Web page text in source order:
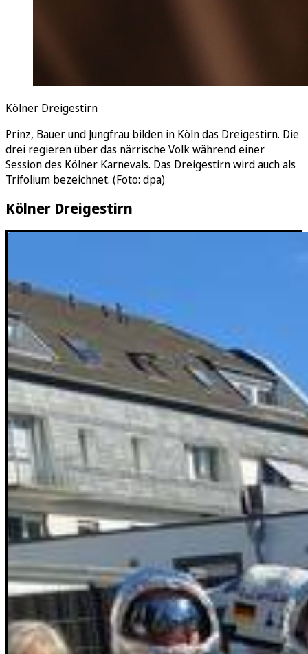
Kölner Dreigestirn
Prinz, Bauer und Jungfrau bilden in Köln das Dreigestirn. Die
drei regieren über das närrische Volk während einer
Session des Kölner Karnevals. Das Dreigestirn wird auch als
Trifolium bezeichnet. (Foto: dpa)
Kölner Dreigestirn